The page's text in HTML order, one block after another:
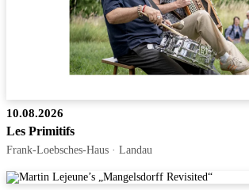
10.08.2026
Les Primitifs
Frank-Loebsches-Haus · Landau